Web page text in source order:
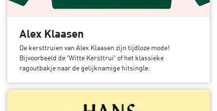
Alex Klaasen
De kersttruien van Alex Klaasen zijn tijdloze mode!
Bijvoorbeeld de 'Witte Kersttrui' of het klassieke
ragoutbakje naar de gelijknamige hitsingle.